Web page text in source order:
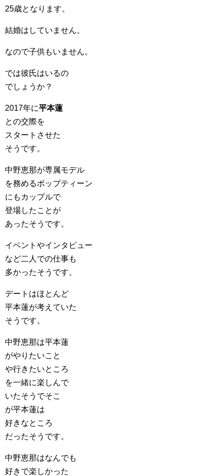
25歳となります。
結婚はしていません。
なので子供もいません。
では彼氏はいるの
でしょうか？
2017年に平本蓮
との交際を
スタートさせた
そうです。
中野恵那が専属モデル
を務めるポップティーン
にもカップルで
登場したことが
あったそうです。
イベントやインタビュー
など二人での仕事も
多かったそうです。
デートはほとんど
平本蓮が考えていた
そうです。
中野恵那は平本蓮
がやりたいこと
や行きたいところ
を一緒に楽しんで
いたそうでそこ
が平本蓮は
好きなところ
だったそうです。
中野恵那はなんでも
好きで楽しかった